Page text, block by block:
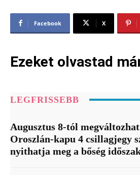
Facebook X
Ezeket olvastad
LEGFRISSEBB
Augusztus 8-tól
Oroszlán-kapu 4 csillagjegy
nyithatja meg a bőség